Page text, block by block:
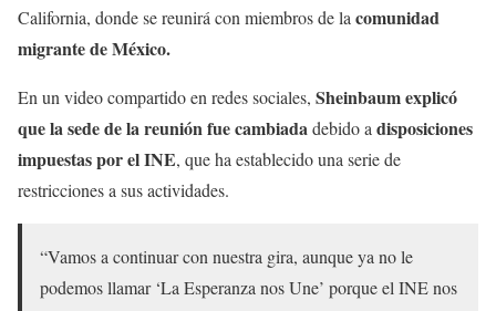
California, donde se reunirá con miembros de la comunidad
migrante de México.
En un video compartido en redes sociales, Sheinbaum explicó
que la sede de la reunión fue cambiadadebido a disposiciones
impuestas por el INE, que ha establecido una serie de
restricciones a sus actividades.
“Vamos a continuar con nuestra gira, aunque ya no le
podemos llamar ‘La Esperanza nos Une’ porque el INE nos